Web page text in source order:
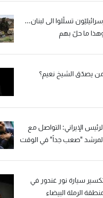
تسلّلوا الى لبنان...
ما حلّ بهم
يصدّق الشيخ نعيم؟
الإيراني: التواصل مع
"صعب جداً" في الوقت
سيارة نور غندور في
الرملة البيضاء